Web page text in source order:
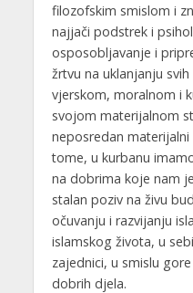
filozofskim smislom i
najjači podstrek i
osposobljavanje i
žrtvu na uklanjanju
vjerskom, moralnom i
svojom materijalnom
neposredan
tome, u kurbanu
na dobrima koje nam
stalan poziv na živu
očuvanju i razvijanju
islamskog života, u
zajednici, u smislu
dobrih djela.